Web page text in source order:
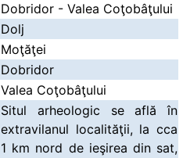
Dobridor - Valea Coţobâţului
Dolj
Moţăţei
Dobridor
Valea Coţobâţului
Situl arheologic se află în
extravilanul localităţii, la cca
1 km nord de ieşirea din sat,